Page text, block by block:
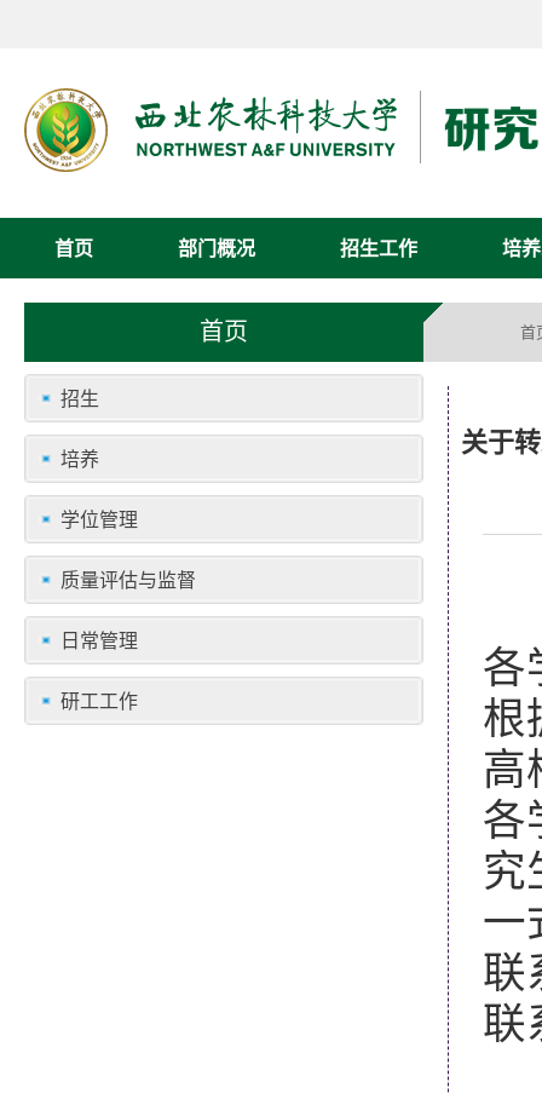
首页 部门概况 招生工作 培
首页 首
招生
培养
学位管理
质量评估与监督
日常管理
研工工作
关于
各
根
高
各
究
一
联
联